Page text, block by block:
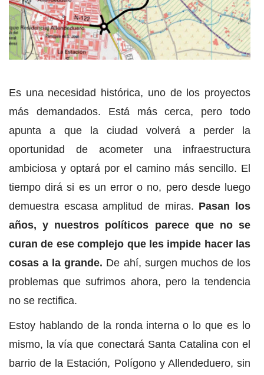
Es una necesidad histórica, uno de los proyectos
más demandados. Está más cerca, pero todo
apunta a que la ciudad volverá a perder la
oportunidad de acometer una infraestructura
ambiciosa y optará por el camino más sencillo. El
tiempo dirá si es un error o no, pero desde luego
demuestra escasa amplitud de miras. Pasan los
años, y nuestros políticos parece que no se
curan de ese complejo que les impide hacer las
cosas a la grande. De ahí, surgen muchos de los
problemas que sufrimos ahora, pero la tendencia
no se rectifica.
Estoy hablando de la ronda interna o lo que es lo
mismo, la vía que conectará Santa Catalina con el
barrio de la Estación, Polígono y Allendeduero, sin